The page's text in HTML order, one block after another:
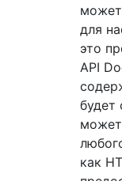
для
это
API
будет
как